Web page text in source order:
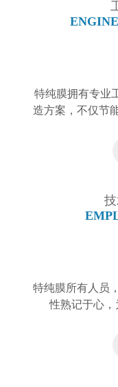
特纯膜拥有专业
造方案，不仅节
特纯膜所有人员
性熟记于心